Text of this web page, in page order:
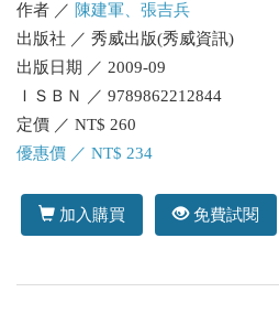
作者 ／ 陳建軍、張吉兵
出版社 ／ 秀威出版(秀威資訊)
出版日期 ／ 2009-09
ＩＳＢＮ ／ 9789862212844
定價 ／ NT$ 260
優惠價 ／ NT$ 234
加入購買 免費試閱